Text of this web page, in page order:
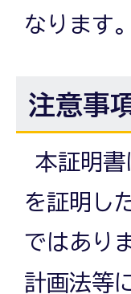
なります。
注意事
本証明
を証明し
ではあり
計画法等